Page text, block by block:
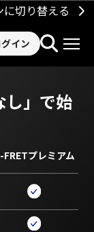
切り替える
イン
し」で始
FRETプレミアム